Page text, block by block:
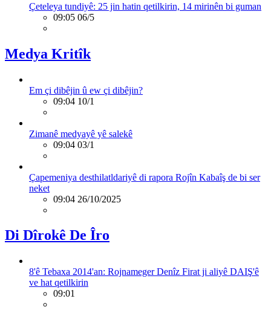
Çeteleya tundiyê: 25 jin hatin qetilkirin, 14 mirinên bi guman
09:05 06/5
Medya Kritîk
Em çi dibêjin û ew çi dibêjin?
09:04 10/1
Zimanê medyayê yê salekê
09:04 03/1
Çapemeniya desthilatldariyê di rapora Rojîn Kabaîş de bi ser
neket
09:04 26/10/2025
Di Dîrokê De Îro
8'ê Tebaxa 2014'an: Rojnameger Denîz Firat ji aliyê DAIŞ'ê
ve hat qetilkirin
09:01